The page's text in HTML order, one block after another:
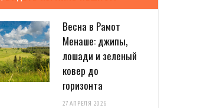
Весна в Рамот
Менаше: джипы,
лошади и зеленый
ковер до
горизонта
27 АПРЕЛЯ 2026